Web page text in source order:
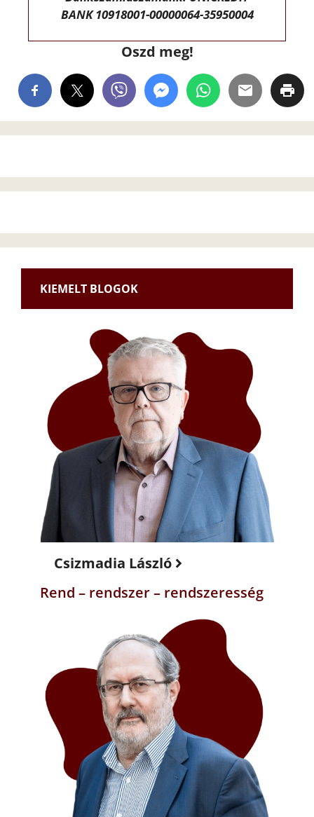
BANK 10918001-00000064-35950004
Oszd meg!
KIEMELT BLOGOK
Csizmadia László
Rend – rendszer – rendszeresség